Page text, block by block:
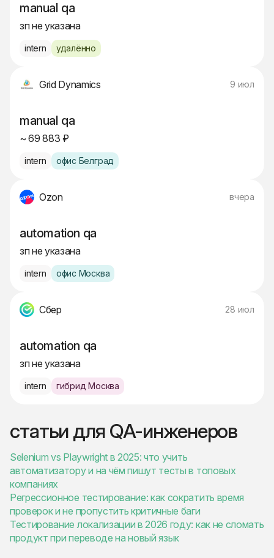
manual qa
зп не указана
intern удалённо
Grid Dynamics 9 июл
manual qa
~ 69 883 ₽
intern офис Белград
Ozon вчера
automation qa
зп не указана
intern офис Москва
Сбер 28 июл
automation qa
зп не указана
intern гибрид Москва
статьи для QA-инженеров
Selenium vs Playwright в 2025: что учить
автоматизатору и на чём пишут тесты в топовых
компаниях
Регрессионное тестирование: как сократить время
проверок и не пропустить критичные баги
Тестирование локализации в 2026 году: как не сломать
продукт при переводе на новый язык